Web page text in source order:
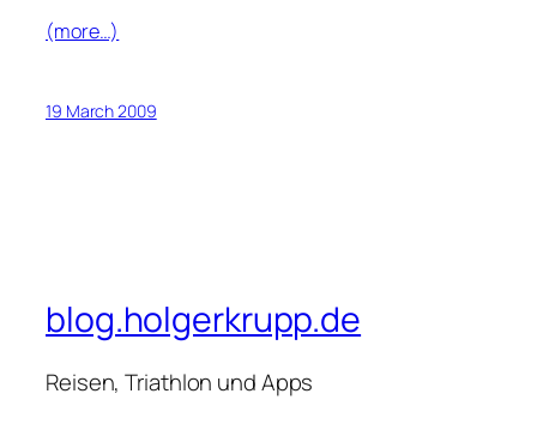
(more…)
19 March 2009
blog.holgerkrupp.de
Reisen, Triathlon und Apps